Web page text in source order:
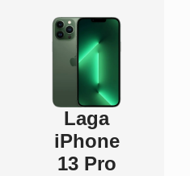
Laga
iPhone
13 Pro